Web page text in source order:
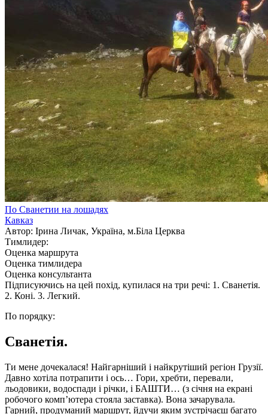
По Сванетии на лошадях
Кавказ
Автор: Ірина Личак, Україна, м.Біла Церква
Тимлидер:
Оценка маршрута
Оценка тимлидера
Оценка консультанта
Підписуючись на цей похід, купилася на три речі: 1. Сванетія.
2. Коні. 3. Легкий.
По порядку:
Сванетія.
Ти мене дочекалася! Найгарніший і найкрутіший регіон Грузії.
Давно хотіла потрапити і ось… Гори, хребти, перевали,
льодовики, водоспади і річки, і БАШТИ… (з січня на екрані
робочого комп’ютера стояла заставка). Вона зачарувала.
Гарний, продуманий маршрут, йдучи яким зустрічаєш багато